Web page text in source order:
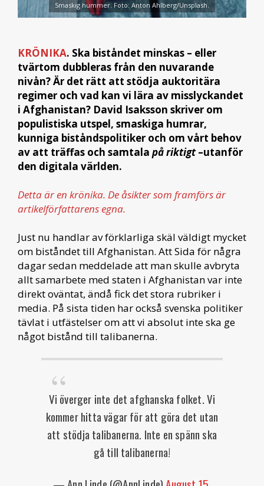
Smaskig hummer. Foto: Anton Ahlberg/Unsplash.
KRÖNIKA. Ska biståndet minskas – eller
tvärtom dubbleras från den nuvarande
nivån? Är det rätt att stödja auktoritära
regimer och vad kan vi lära av misslyckandet
i Afghanistan? David Isaksson skriver om
populistiska utspel, smaskiga humrar,
kunniga biståndspolitiker och om vårt behov
av att träffas och samtala på riktigt–utanför
den digitala världen.
Detta är en krönika. De åsikter som framförs är
artikelförfattarens egna.
Just nu handlar av förklarliga skäl väldigt mycket
om biståndet till Afghanistan. Att Sida för några
dagar sedan meddelade att man skulle avbryta
allt samarbete med staten i Afghanistan var inte
direkt oväntat, ändå fick det stora rubriker i
media. På sista tiden har också svenska politiker
tävlat i utfästelser om att vi absolut inte ska ge
något bistånd till talibanerna.
Vi överger inte det afghanska folket. Vi
kommer hitta vägar för att göra det utan
att stödja talibanerna. Inte en spänn ska
gå till talibanerna!